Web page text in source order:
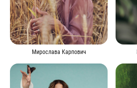
Мирослава Карпович